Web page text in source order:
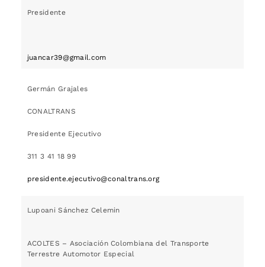
Presidente
juancar39@gmail.com
Germán Grajales
CONALTRANS
Presidente Ejecutivo
311 3 41 18 99
presidente.ejecutivo@conaltrans.org
Lupoani Sánchez Celemin
ACOLTES – Asociación Colombiana del Transporte
Terrestre Automotor Especial